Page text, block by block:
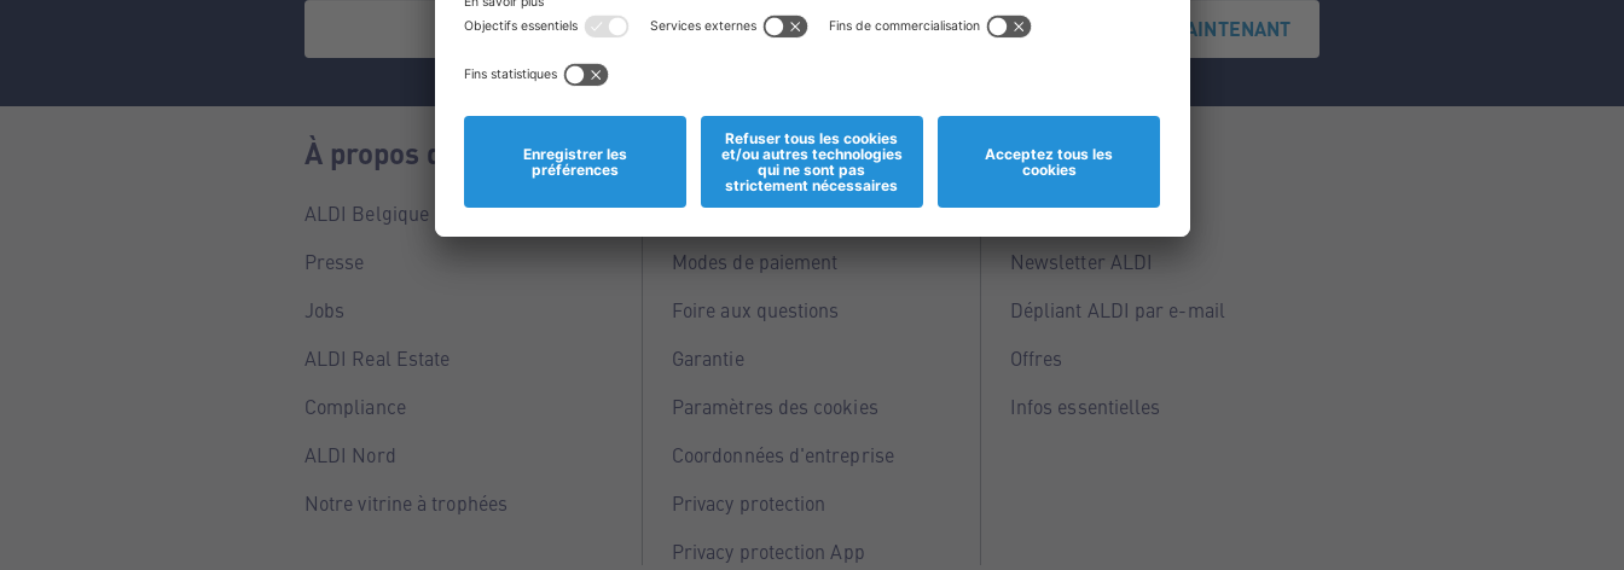
S'INSCRIRE MAINTENANT
À propos de nous
ALDI Belgique
Presse
Jobs
ALDI Real Estate
Compliance
ALDI Nord
Notre vitrine à trophées
Informations
Magasins
Modes de paiement
Foire aux questions
Garantie
Paramètres des cookies
Coordonnées d'entreprise
Privacy protection
Privacy protection App
Service
Points ALDI
Newsletter ALDI
Dépliant ALDI par e-mail
Offres
Infos essentielles